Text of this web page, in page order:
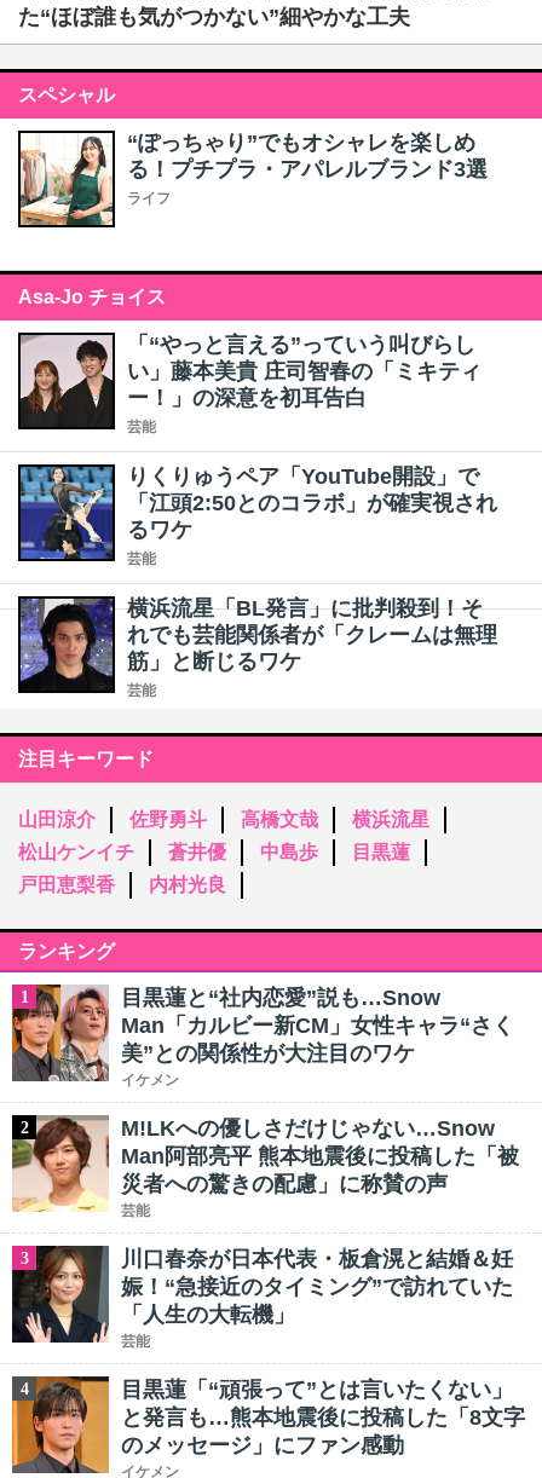
た“ほぼ誰も気がつかない”細やかな工夫
スペシャル
“ぽっちゃり”でもオシャレを楽しめ
る！プチプラ・アパレルブランド3選
ライフ
Asa-Jo チョイス
「“やっと言える”っていう叫びらし
い」藤本美貴 庄司智春の「ミキティ
ー！」の深意を初耳告白
芸能
りくりゅうペア「YouTube開設」で
「江頭2:50とのコラボ」が確実視され
るワケ
芸能
横浜流星「BL発言」に批判殺到！そ
れでも芸能関係者が「クレームは無理
筋」と断じるワケ
芸能
注目キーワード
山田涼介 佐野勇斗 高橋文哉
横浜流星
松山ケンイチ
蒼井優 中島歩
目黒蓮
戸田恵梨香
内村光良
ランキング
1
目黒蓮と“社内恋愛”説も…Snow
Man「カルビー新CM」女性キャラ“さく
美”との関係性が大注目のワケ
イケメン
2
M!LKへの優しさだけじゃない…Snow
Man阿部亮平 熊本地震後に投稿した「被
災者への驚きの配慮」に称賛の声
芸能
3
川口春奈が日本代表・板倉滉と結婚＆妊
娠！“急接近のタイミング”で訪れていた
「人生の大転機」
芸能
4
目黒蓮「“頑張って”とは言いたくない」
と発言も…熊本地震後に投稿した「8文字
のメッセージ」にファン感動
イケメン